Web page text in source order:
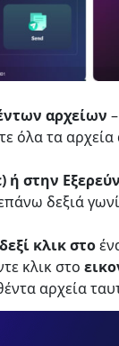
αρχείων –
όλα τα
ή στην
δεξιά
κλικ στο
κλικ στο
αρχεία